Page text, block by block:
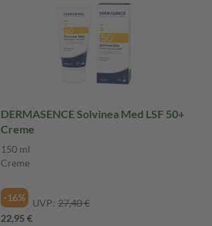
DERMASENCE Solvinea Med LSF 50+
Creme
150 ml
Creme
-16% UVP: 27,40 €
22,95 €